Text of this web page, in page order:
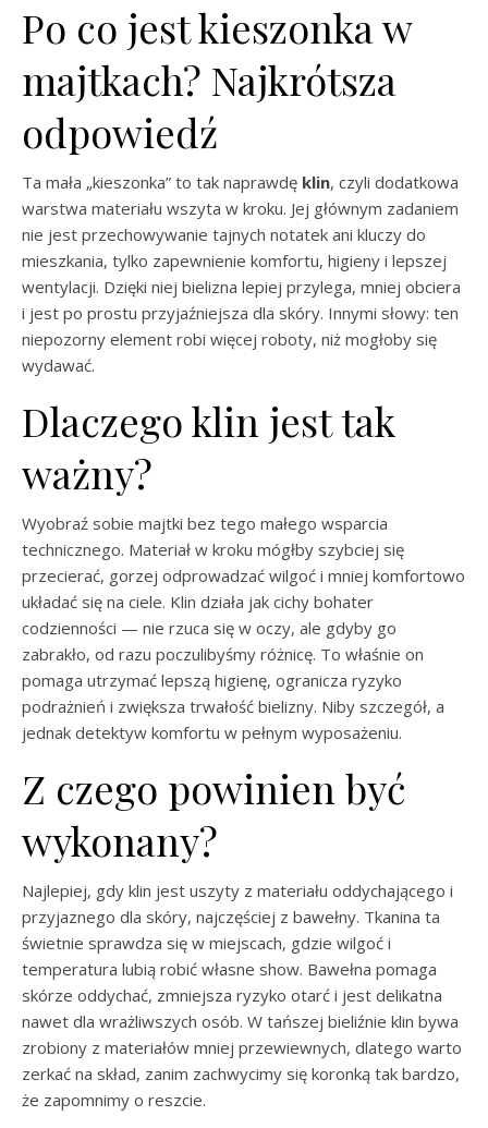
Po co jest kieszonka w
majtkach? Najkrótsza
odpowiedź
Ta mała „kieszonka” to tak naprawdę klin, czyli dodatkowa
warstwa materiału wszyta w kroku. Jej głównym zadaniem
nie jest przechowywanie tajnych notatek ani kluczy do
mieszkania, tylko zapewnienie komfortu, higieny i lepszej
wentylacji. Dzięki niej bielizna lepiej przylega, mniej obciera
i jest po prostu przyjaźniejsza dla skóry. Innymi słowy: ten
niepozorny element robi więcej roboty, niż mogłoby się
wydawać.
Dlaczego klin jest tak
ważny?
Wyobraź sobie majtki bez tego małego wsparcia
technicznego. Materiał w kroku mógłby szybciej się
przecierać, gorzej odprowadzać wilgoć i mniej komfortowo
układać się na ciele. Klin działa jak cichy bohater
codzienności — nie rzuca się w oczy, ale gdyby go
zabrakło, od razu poczulibyśmy różnicę. To właśnie on
pomaga utrzymać lepszą higienę, ogranicza ryzyko
podrażnień i zwiększa trwałość bielizny. Niby szczegół, a
jednak detektyw komfortu w pełnym wyposażeniu.
Z czego powinien być
wykonany?
Najlepiej, gdy klin jest uszyty z materiału oddychającego i
przyjaznego dla skóry, najczęściej z bawełny. Tkanina ta
świetnie sprawdza się w miejscach, gdzie wilgoć i
temperatura lubią robić własne show. Bawełna pomaga
skórze oddychać, zmniejsza ryzyko otarć i jest delikatna
nawet dla wrażliwszych osób. W tańszej bieliźnie klin bywa
zrobiony z materiałów mniej przewiewnych, dlatego warto
zerkać na skład, zanim zachwycimy się koronką tak bardzo,
że zapomnimy o reszcie.